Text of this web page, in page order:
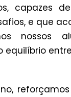
capazes
e que
equilíbrio